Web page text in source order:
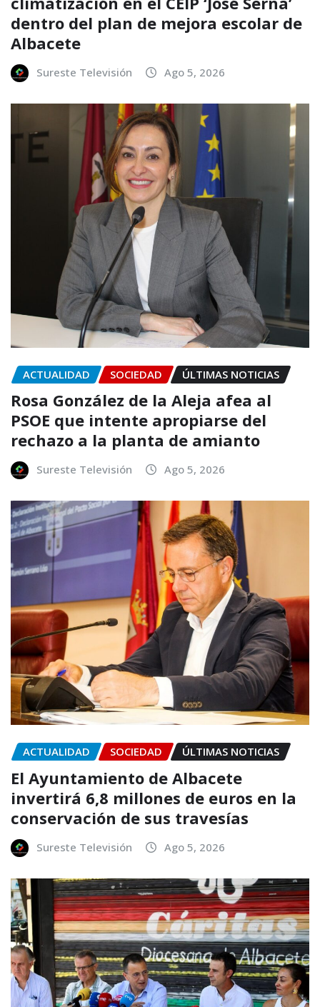
dentro del plan de mejora escolar de
Albacete
Sureste Televisión Ago 5, 2026
ACTUALIDAD SOCIEDAD ÚLTIMAS NOTICIAS
Rosa González de la Aleja afea al
PSOE que intente apropiarse del
rechazo a la planta de amianto
Sureste Televisión Ago 5, 2026
ACTUALIDAD SOCIEDAD ÚLTIMAS NOTICIAS
El Ayuntamiento de Albacete
invertirá 6,8 millones de euros en la
conservación de sus travesías
Sureste Televisión Ago 5, 2026